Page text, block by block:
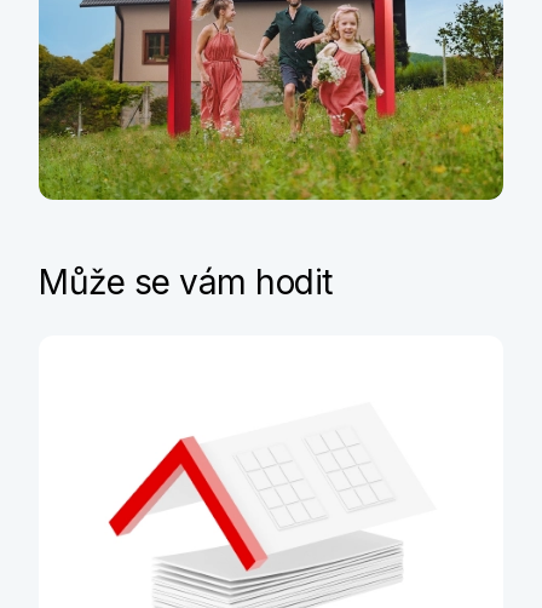
Udržitelné bydlení
Může se vám hodit